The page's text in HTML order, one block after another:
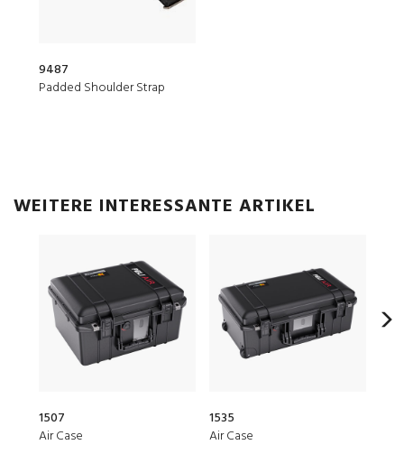
9487
Padded Shoulder Strap
WEITERE INTERESSANTE ARTIKEL
1507
Air Case
1535
Air Case